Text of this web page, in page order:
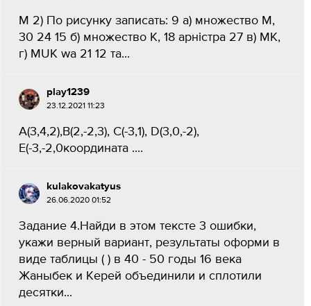
M 2) По рисунку записать: 9 а) множество М,
30 24 15 б) множество К, 18 арністра 27 в) МК,
г) MUK wa 21 12 та...
play1239
23.12.2021 11:23
A(3,4,2),B(2,-2,3), C(-3,1), D(3,0,-2),
E(-3,-2,0координата ....
kulakovakatyus
26.06.2020 01:52
Задание 4.Найди в этом тексте 3 ошибки,
укажи верный вариант, результаты оформи в
виде таблицы ( ) в 40 - 50 годы 16 века
Жаныбек и Керей объединили и сплотили
десятки...